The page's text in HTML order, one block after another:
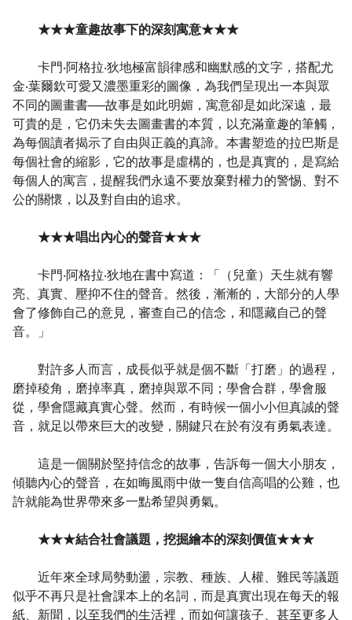
★★★童趣故事下的深刻寓意★★★
卡門‧阿格拉‧狄地極富韻律感和幽默感的文字，搭配尤
金‧葉爾欽可愛又濃墨重彩的圖像，為我們呈現出一本與眾
不同的圖畫書──故事是如此明媚，寓意卻是如此深遠，最
可貴的是，它仍未失去圖畫書的本質，以充滿童趣的筆觸，
為每個讀者揭示了自由與正義的真諦。本書塑造的拉巴斯是
每個社會的縮影，它的故事是虛構的，也是真實的，是寫給
每個人的寓言，提醒我們永遠不要放棄對權力的警惕、對不
公的關懷，以及對自由的追求。
★★★唱出內心的聲音★★★
卡門‧阿格拉‧狄地在書中寫道：「（兒童）天生就有響
亮、真實、壓抑不住的聲音。然後，漸漸的，大部分的人學
會了修飾自己的意見，審查自己的信念，和隱藏自己的聲
音。」
對許多人而言，成長似乎就是個不斷「打磨」的過程，
磨掉稜角，磨掉率真，磨掉與眾不同；學會合群，學會服
從，學會隱藏真實心聲。然而，有時候一個小小但真誠的聲
音，就足以帶來巨大的改變，關鍵只在於有沒有勇氣表達。
這是一個關於堅持信念的故事，告訴每一個大小朋友，
傾聽內心的聲音，在如晦風雨中做一隻自信高唱的公雞，也
許就能為世界帶來多一點希望與勇氣。
★★★結合社會議題，挖掘繪本的深刻價值★★★
近年來全球局勢動盪，宗教、種族、人權、難民等議題
似乎不再只是社會課本上的名詞，而是真實出現在每天的報
紙、新聞，以至我們的生活裡，而如何讓孩子、甚至更多人